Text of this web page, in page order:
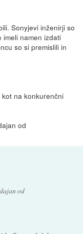
Sonyjevi inženirji so
namen izdati
so si premislili in
na konkurenčni
od
od